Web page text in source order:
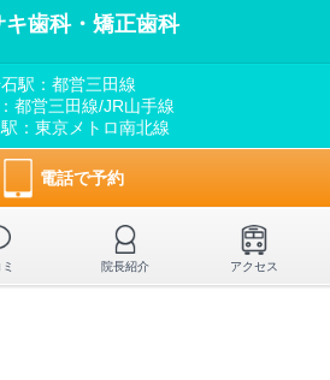
キ歯科・矯正歯科
駅：都営三田線
都営三田線/JR山手線
：東京メトロ南北線
電話で予約
院長紹介 アクセス